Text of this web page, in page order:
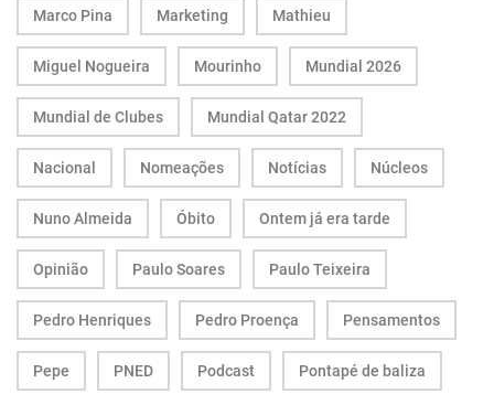
Marco Pina Marketing Mathieu
Miguel Nogueira Mourinho Mundial 2026
Mundial de Clubes Mundial Qatar 2022
Nacional Nomeações Notícias Núcleos
Nuno Almeida Óbito Ontem já era tarde
Opinião Paulo Soares Paulo Teixeira
Pedro Henriques Pedro Proença Pensamentos
Pepe PNED Podcast Pontapé de baliza